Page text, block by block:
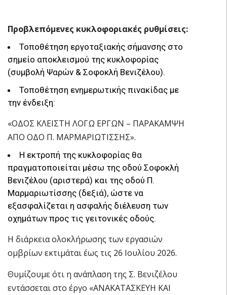
Προβλεπόμενες κυκλοφοριακές ρυθμίσεις:
Τοποθέτηση εργοταξιακής σήμανσης στο
σημείο αποκλεισμού της κυκλοφορίας
(συμβολή Ψαρών & Σοφοκλή Βενιζέλου).
Τοποθέτηση ενημερωτικής πινακίδας με
την ένδειξη:
«ΟΔΟΣ ΚΛΕΙΣΤΗ ΛΟΓΩ ΕΡΓΩΝ – ΠΑΡΑΚΑΜΨΗ
ΑΠΟ ΟΔΟ Π. ΜΑΡΜΑΡΙΩΤΙΣΣΗΣ».
Η εκτροπή της κυκλοφορίας θα
πραγματοποιείται μέσω της οδού Σοφοκλή
Βενιζέλου (αριστερά) και της οδού Π.
Μαρμαριωτίσσης (δεξιά), ώστε να
εξασφαλίζεται η ασφαλής διέλευση των
οχημάτων προς τις γειτονικές οδούς.
Η διάρκεια ολοκλήρωσης των εργασιών
ομβρίων εκτιμάται έως τις 26 Ιουλίου 2026.
Θυμίζουμε ότι η ανάπλαση της Σ. Βενιζέλου
εντάσσεται στο έργο «ΑΝΑΚΑΤΑΣΚΕΥΗ ΚΑΙ